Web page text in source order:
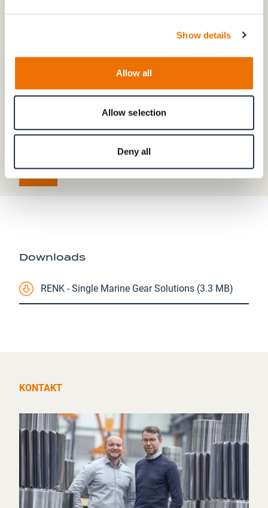
Show details
Allow all
Allow selection
Deny all
Downloads
RENK - Single Marine Gear Solutions (3.3 MB)
KONTAKT